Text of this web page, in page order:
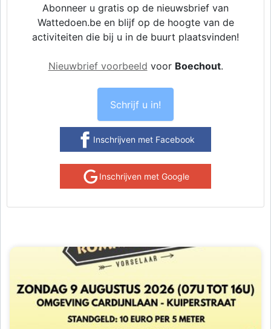
Abonneer u gratis op de nieuwsbrief van
Wattedoen.be en blijf op de hoogte van de
activiteiten die bij u in de buurt plaatsvinden!
Nieuwbrief voorbeeld voor Boechout.
Schrijf u in!
Inschrijven met Facebook
Inschrijven met Google